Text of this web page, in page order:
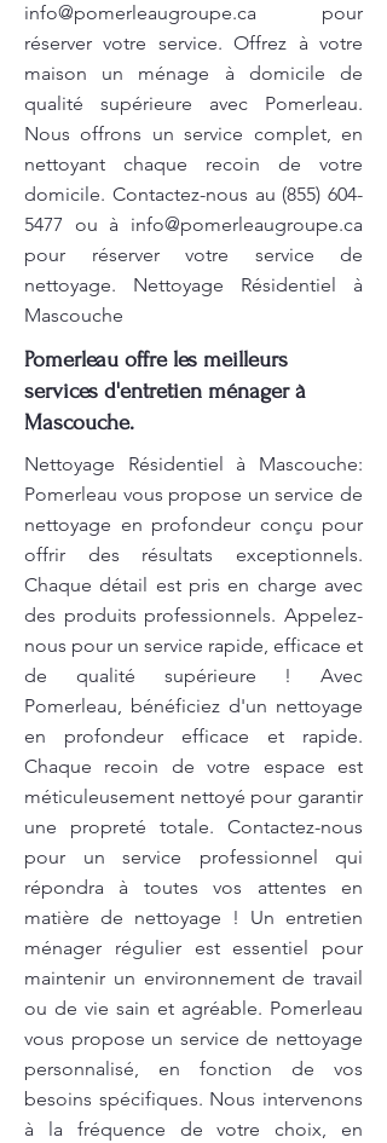
info@pomerleaugroupe.ca pour
réserver votre service. Offrez à votre
maison un ménage à domicile de
qualité supérieure avec Pomerleau.
Nous offrons un service complet, en
nettoyant chaque recoin de votre
domicile. Contactez-nous au (855) 604-
5477 ou à info@pomerleaugroupe.ca
pour réserver votre service de
nettoyage. Nettoyage Résidentiel à
Mascouche
Pomerleau offre les meilleurs
services d'entretien ménager à
Mascouche.
Nettoyage Résidentiel à Mascouche:
Pomerleau vous propose un service de
nettoyage en profondeur conçu pour
offrir des résultats exceptionnels.
Chaque détail est pris en charge avec
des produits professionnels. Appelez-
nous pour un service rapide, efficace et
de qualité supérieure ! Avec
Pomerleau, bénéficiez d'un nettoyage
en profondeur efficace et rapide.
Chaque recoin de votre espace est
méticuleusement nettoyé pour garantir
une propreté totale. Contactez-nous
pour un service professionnel qui
répondra à toutes vos attentes en
matière de nettoyage ! Un entretien
ménager régulier est essentiel pour
maintenir un environnement de travail
ou de vie sain et agréable. Pomerleau
vous propose un service de nettoyage
personnalisé, en fonction de vos
besoins spécifiques. Nous intervenons
à la fréquence de votre choix, en